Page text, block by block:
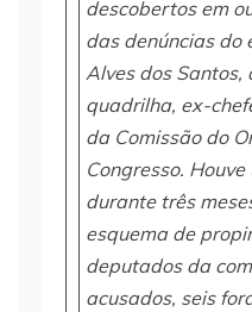
descobertos em
das denúncias do
Alves dos
quadrilha, ex-
da Comissão do
Congresso.
durante três
esquema de
deputados da
acusados, seis